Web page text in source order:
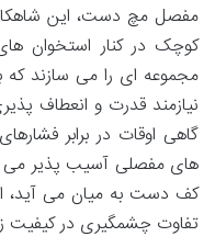
مفصل مچ دست، این
کوچک در کنار استخوان
مجموعه ای را می سازند که
نیازمند قدرت و انعطاف
گاهی اوقات در برابر
های مفصلی آسیب پذیر
کف دست به میان می آید،
تفاوت چشمگیری در کیفیت